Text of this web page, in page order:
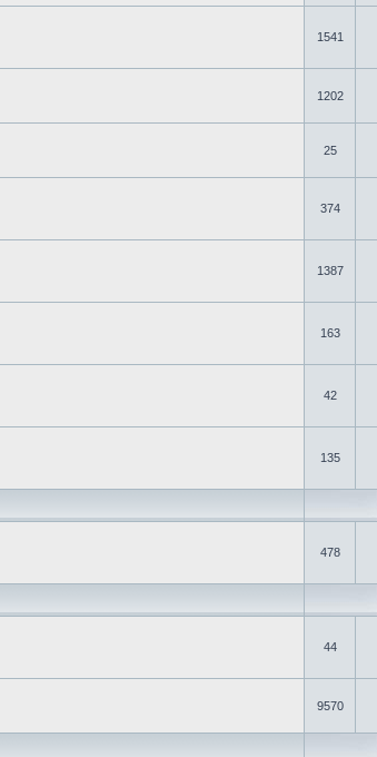
1541
1202
25
374
1387
163
42
135
478
44
9570